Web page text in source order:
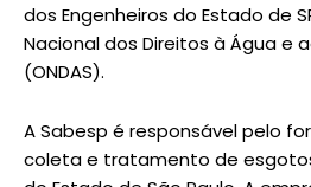
dos Engenheiros do Estado de
Nacional dos Direitos à Água e
(ONDAS).
A Sabesp é responsável pelo
coleta e tratamento de